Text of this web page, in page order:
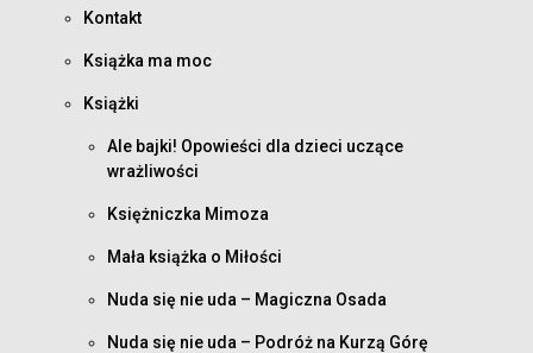
Kontakt
Książka ma moc
Książki
Ale bajki! Opowieści dla dzieci uczące
wrażliwości
Księżniczka Mimoza
Mała książka o Miłości
Nuda się nie uda – Magiczna Osada
Nuda się nie uda – Podróż na Kurzą Górę